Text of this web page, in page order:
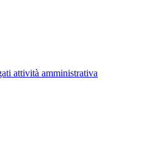
attività amministrativa